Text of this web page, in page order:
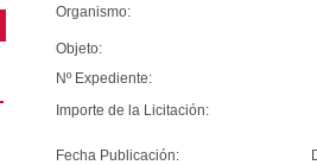
Organismo:
Objeto:
Nº Expediente:
Importe de la Licitación:
Fecha Publicación: